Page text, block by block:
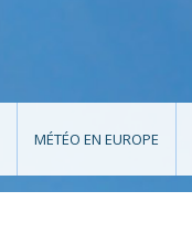
MÉTÉO EN EUROPE